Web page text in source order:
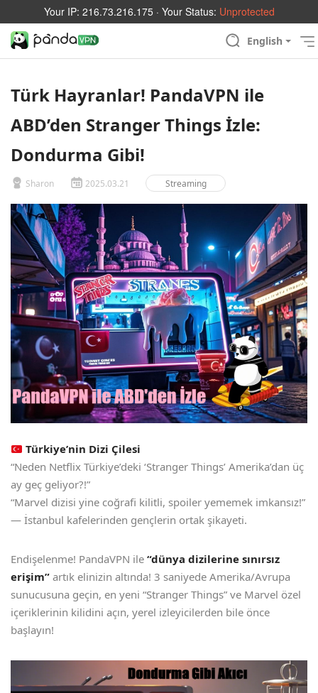
Your IP: 216.73.216.175 · Your Status: Unprotected
English
Türk Hayranlar! PandaVPN ile
ABD’den Stranger Things İzle:
Dondurma Gibi!
Sharon 2025.03.21 Streaming
Türkiye’nin Dizi Çilesi
“Neden Netflix Türkiye’deki ‘Stranger Things’ Amerika’dan üç
ay geç geliyor?!”
“Marvel dizisi yine coğrafi kilitli, spoiler yememek imkansız!”
— İstanbul kafelerinden gençlerin ortak şikayeti.
Endişelenme! PandaVPN ile “dünya dizilerine sınırsız
erişim” artık elinizin altında! 3 saniyede Amerika/Avrupa
sunucusuna geçin, en yeni “Stranger Things” ve Marvel özel
içeriklerinin kilidini açın, yerel izleyicilerden bile önce
başlayın!